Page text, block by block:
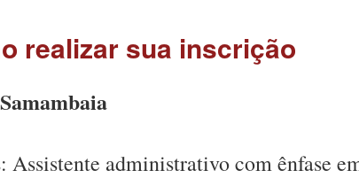
realizar sua inscrição
Assistente administrativo com ênfase